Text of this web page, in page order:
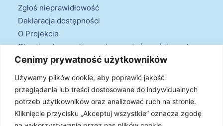
Cenimy prywatność użytkowników
Używamy plików cookie, aby poprawić jakość
przeglądania lub treści dostosowane do indywidualnych
potrzeb użytkowników oraz analizować ruch na stronie.
Kliknięcie przycisku „Akceptuj wszystkie” oznacza zgodę
Zgłoś nieprawidłowość
Deklaracja dostępności
O Projekcie
Obowiązek przestrzegania zasad równościowych
oraz warunków podstawowych
Klauzule informacyjne